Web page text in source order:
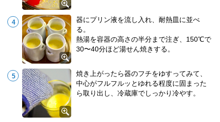
器にプリン液を流し入れ、耐熱皿に並べ
る。
熱湯を容器の高さの半分まで注ぎ、150℃で
30〜40分ほど湯せん焼きする。
焼き上がったら器のフチをゆすってみて、
中心がフルフルッとゆれる程度に固まった
ら取り出し、冷蔵庫でしっかり冷やす。